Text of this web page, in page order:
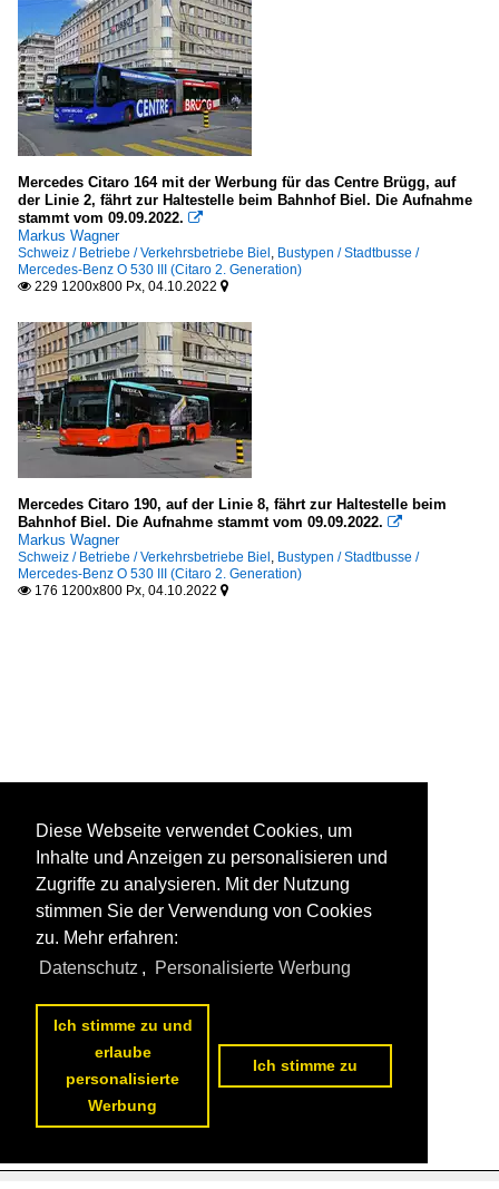
Mercedes Citaro 164 mit der Werbung für das Centre Brügg, auf
der Linie 2, fährt zur Haltestelle beim Bahnhof Biel. Die Aufnahme
stammt vom 09.09.2022. 
Markus Wagner
Schweiz / Betriebe / Verkehrsbetriebe Biel, Bustypen / Stadtbusse /
Mercedes-Benz O 530 III (Citaro 2. Generation)
 229 1200x800 Px, 04.10.2022 
Mercedes Citaro 190, auf der Linie 8, fährt zur Haltestelle beim
Bahnhof Biel. Die Aufnahme stammt vom 09.09.2022. 
Markus Wagner
Schweiz / Betriebe / Verkehrsbetriebe Biel, Bustypen / Stadtbusse /
Mercedes-Benz O 530 III (Citaro 2. Generation)
 176 1200x800 Px, 04.10.2022 
Diese Webseite verwendet Cookies, um
Inhalte und Anzeigen zu personalisieren und
Zugriffe zu analysieren. Mit der Nutzung
stimmen Sie der Verwendung von Cookies
zu. Mehr erfahren:
Datenschutz , Personalisierte Werbung
Ich stimme zu und
erlaube
personalisierte
Werbung
Ich stimme zu